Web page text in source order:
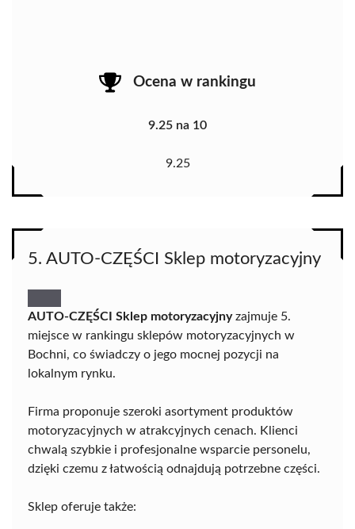
Ocena w rankingu
9.25 na 10
9.25
5. AUTO-CZĘŚCI Sklep motoryzacyjny
AUTO-CZĘŚCI Sklep motoryzacyjnyzajmuje 5.
miejsce w rankingu sklepów motoryzacyjnych w
Bochni, co świadczy o jego mocnej pozycji na
lokalnym rynku.
Firma proponuje szeroki asortyment produktów
motoryzacyjnych w atrakcyjnych cenach. Klienci
chwalą szybkie i profesjonalne wsparcie personelu,
dzięki czemu z łatwością odnajdują potrzebne części.
Sklep oferuje także: